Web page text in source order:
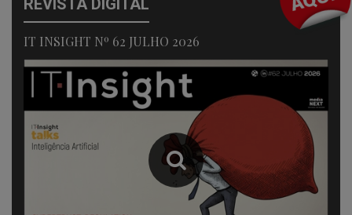
REVISTA DIGITAL
IT INSIGHT Nº 62 JULHO 2026